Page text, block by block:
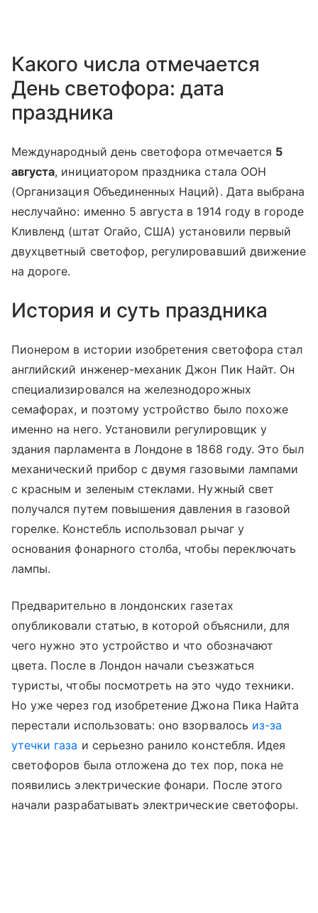
Какого числа отмечается
День светофора: дата
праздника
Международный день светофора отмечается 5
августа, инициатором праздника стала ООН
(Организация Объединенных Наций). Дата выбрана
неслучайно: именно 5 августа в 1914 году в городе
Кливленд (штат Огайо, США) установили первый
двухцветный светофор, регулировавший движение
на дороге.
История и суть праздника
Пионером в истории изобретения светофора стал
английский инженер-механик Джон Пик Найт. Он
специализировался на железнодорожных
семафорах, и поэтому устройство было похоже
именно на него. Установили регулировщик у
здания парламента в Лондоне в 1868 году. Это был
механический прибор с двумя газовыми лампами
с красным и зеленым стеклами. Нужный свет
получался путем повышения давления в газовой
горелке. Констебль использовал рычаг у
основания фонарного столба, чтобы переключать
лампы.
Предварительно в лондонских газетах
опубликовали статью, в которой объяснили, для
чего нужно это устройство и что обозначают
цвета. После в Лондон начали съезжаться
туристы, чтобы посмотреть на это чудо техники.
Но уже через год изобретение Джона Пика Найта
перестали использовать: оно взорвалось из-за
утечки газа и серьезно ранило констебля. Идея
светофоров была отложена до тех пор, пока не
появились электрические фонари. После этого
начали разрабатывать электрические светофоры.